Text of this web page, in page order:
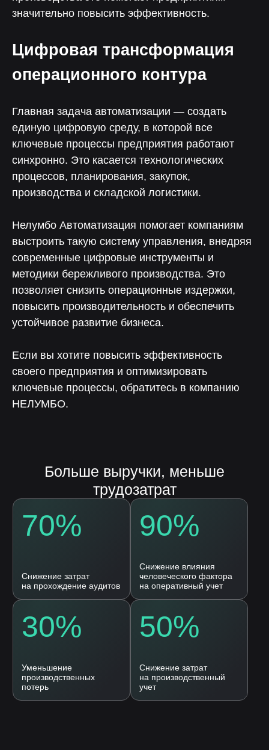
значительно повысить эффективность.
Цифровая трансформация
операционного контура
Главная задача автоматизации — создать
единую цифровую среду, в которой все
ключевые процессы предприятия работают
синхронно. Это касается технологических
процессов, планирования, закупок,
производства и складской логистики.
Нелумбо Автоматизация помогает компаниям
выстроить такую систему управления, внедряя
современные цифровые инструменты и
методики бережливого производства. Это
позволяет снизить операционные издержки,
повысить производительность и обеспечить
устойчивое развитие бизнеса.
Если вы хотите повысить эффективность
своего предприятия и оптимизировать
ключевые процессы, обратитесь в компанию
НЕЛУМБО.
Нелумбо в Telegram
Подписаться
Примеры реальных проектов
Учебные материалы
Оставить заявку
Скачайте презентацию
платформы «ЛОТОС»
Оставьте заявку на скачивание
презентации платформы «Лотос»